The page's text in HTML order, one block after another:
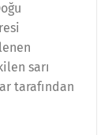
sarı
tarafından